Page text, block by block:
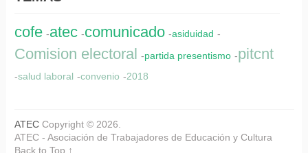
cofe -atec -comunicado -asiduidad -
Comision electoral -partida presentismo -pitcnt
-salud laboral -convenio -2018
ATECCopyright © 2026.
ATEC - Asociación de Trabajadores de Educación y Cultura
Back to Top ↑